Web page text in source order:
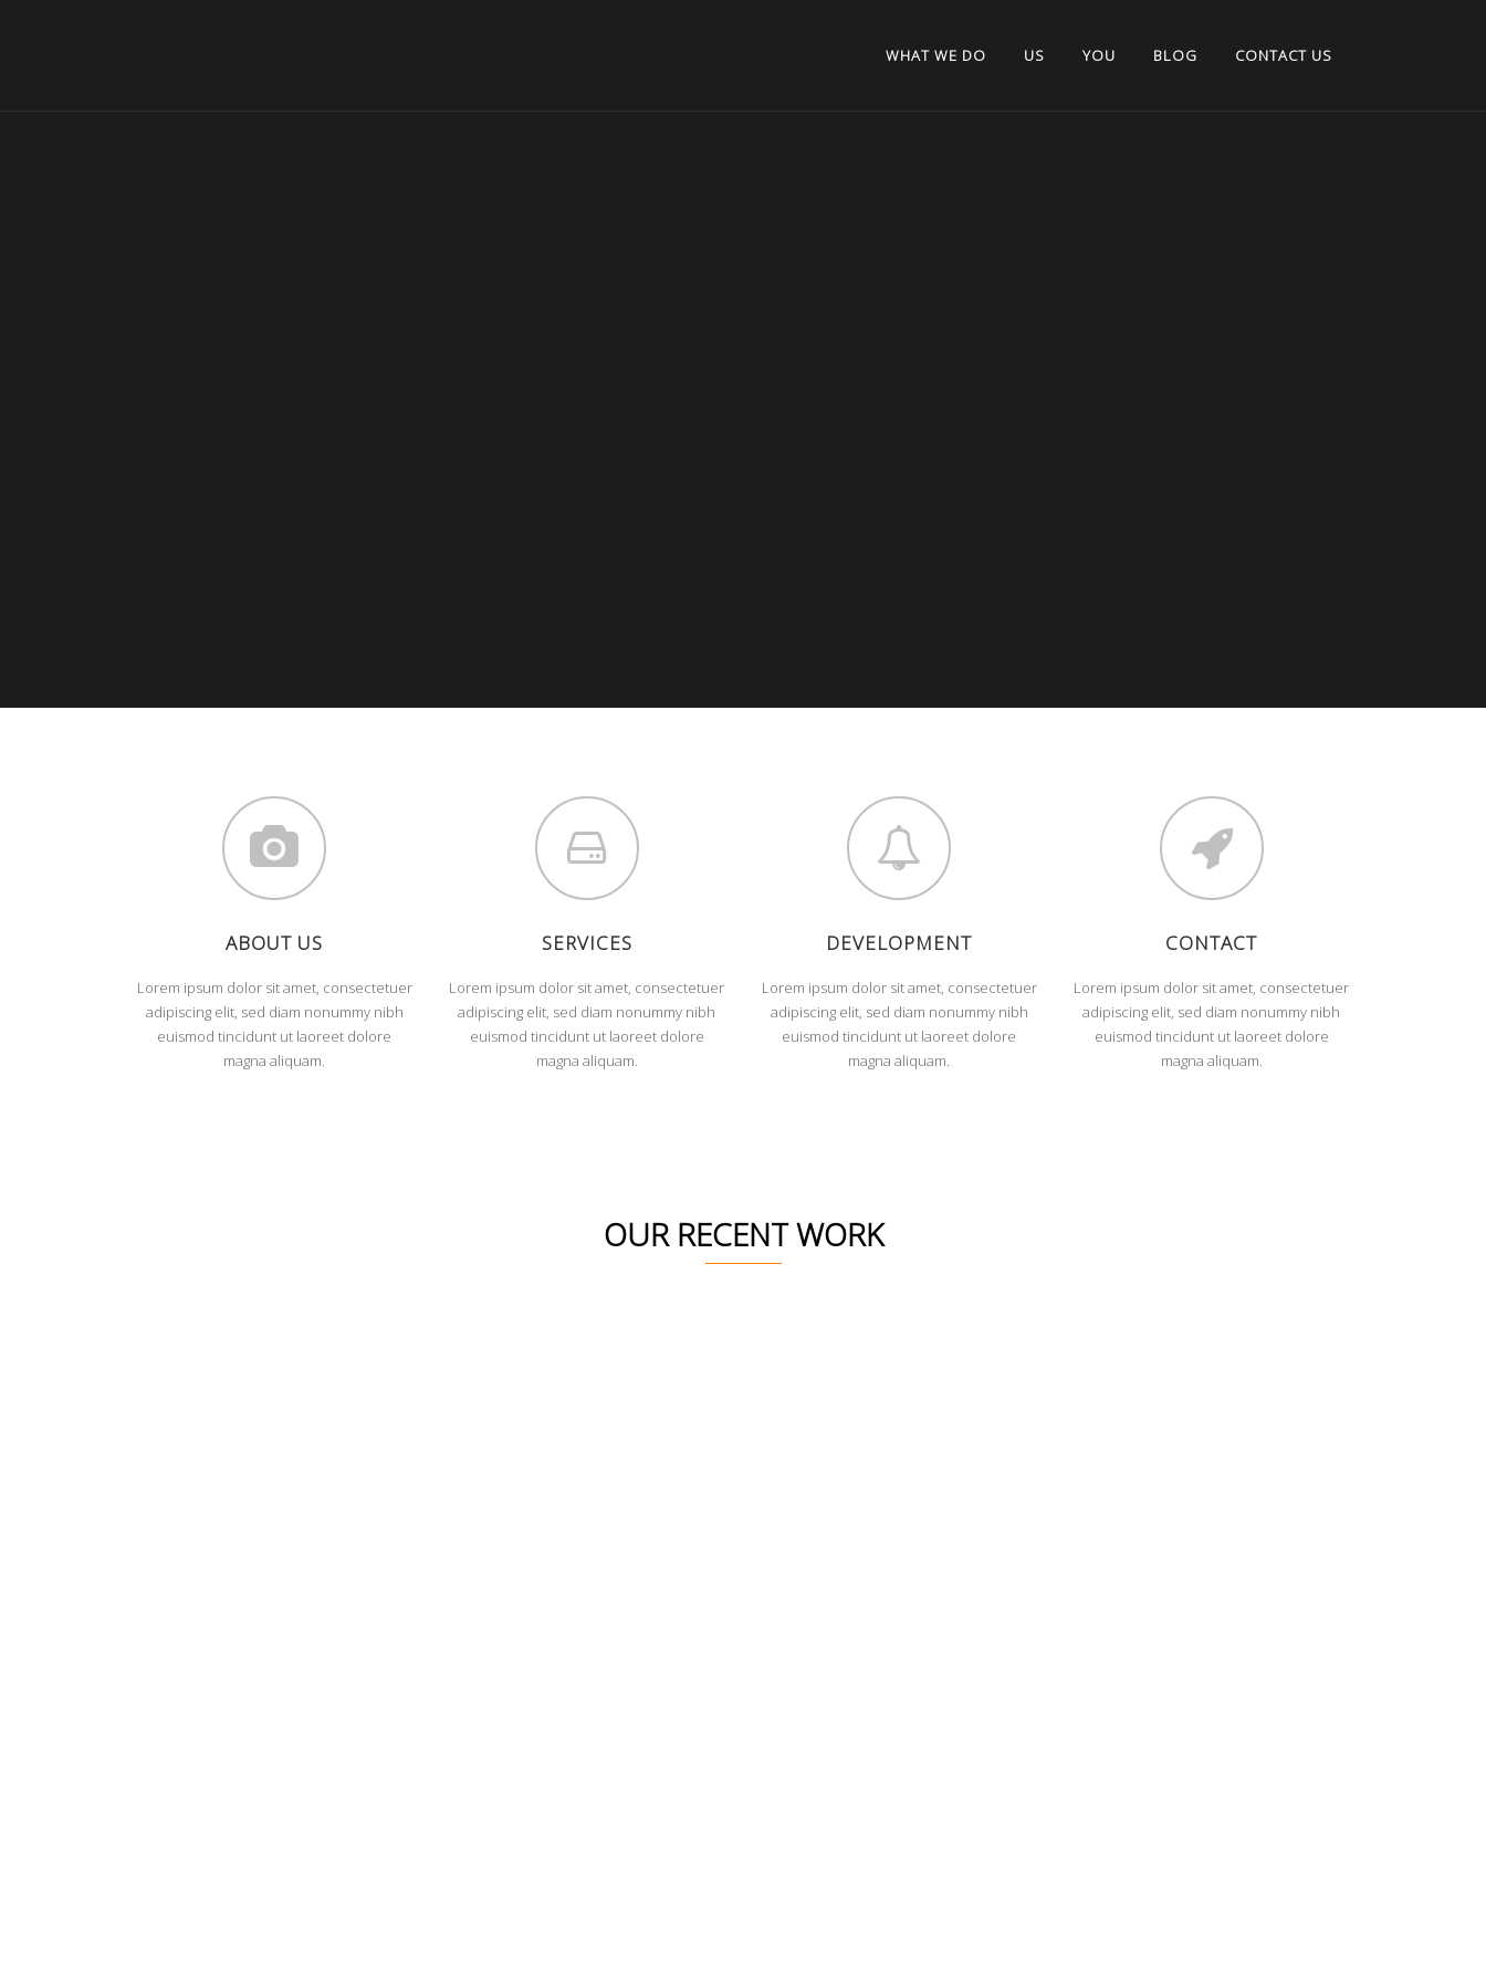
WHAT WE DO US YOU BLOG CONTACT US
ABOUT US
Lorem ipsum dolor sit amet, consectetuer
adipiscing elit, sed diam nonummy nibh
euismod tincidunt ut laoreet dolore
magna aliquam.
SERVICES
Lorem ipsum dolor sit amet, consectetuer
adipiscing elit, sed diam nonummy nibh
euismod tincidunt ut laoreet dolore
magna aliquam.
DEVELOPMENT
Lorem ipsum dolor sit amet, consectetuer
adipiscing elit, sed diam nonummy nibh
euismod tincidunt ut laoreet dolore
magna aliquam.
CONTACT
Lorem ipsum dolor sit amet, consectetuer
adipiscing elit, sed diam nonummy nibh
euismod tincidunt ut laoreet dolore
magna aliquam.
OUR RECENT WORK